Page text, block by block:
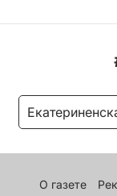
О газете